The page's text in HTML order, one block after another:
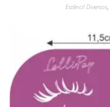
Estêncil Diversos,